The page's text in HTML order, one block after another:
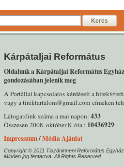
Keres
Kárpátaljai Református
Oldalunk a Kárpátaljai Református
gondozásában jelenik meg
A Portállal kapcsolatos kérdéseit a
vagy a tirektartalom@gmail.com címeken
Látogatóink száma a mai napon: 433
Összesen 2008. október 8. óta : 10436929
Impresszum/Média Ajánlat
Copyright © 2011 Tiszáninneni Református
Minden jog fentartva. All Rights Reserved.